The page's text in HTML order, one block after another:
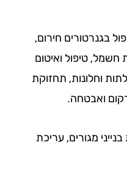
חירום,
ואיטום
תחזוקת
עריכת